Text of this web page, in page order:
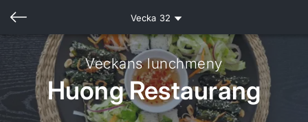
Vecka 32
Veckans lunchmeny
Huong Restaurang